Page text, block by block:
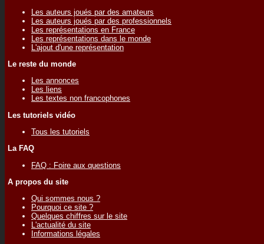
Les auteurs joués par des amateurs
Les auteurs joués par des professionnels
Les représentations en France
Les représentations dans le monde
L'ajout d'une représentation
Le reste du monde
Les annonces
Les liens
Les textes non francophones
Les tutoriels vidéo
Tous les tutoriels
La FAQ
FAQ : Foire aux questions
A propos du site
Qui sommes nous ?
Pourquoi ce site ?
Quelques chiffres sur le site
L'actualité du site
Informations légales